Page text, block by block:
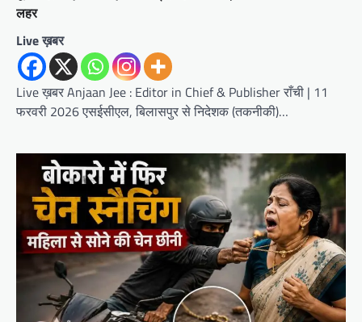
लहर
Live ख़बर
Live ख़बर Anjaan Jee : Editor in Chief & Publisher राँची | 11
फरवरी 2026 एसईसीएल, बिलासपुर से निदेशक (तकनीकी)…